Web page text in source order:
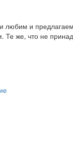
любим и
же, что не